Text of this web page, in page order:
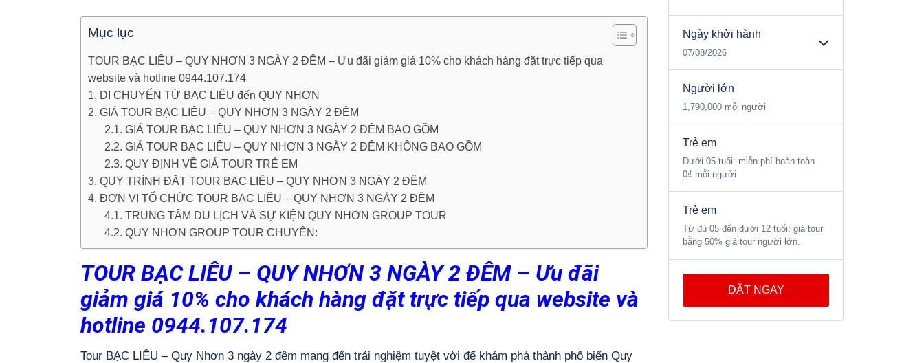
Mục lục
TOUR BẠC LIÊU – QUY NHƠN 3 NGÀY 2 ĐÊM – Ưu đãi giảm giá 10% cho khách hàng đặt trực tiếp qua
website và hotline 0944.107.174
1. DI CHUYỂN TỪ BẠC LIÊU đến QUY NHƠN
2. GIÁ TOUR BẠC LIÊU – QUY NHƠN 3 NGÀY 2 ĐÊM
2.1. GIÁ TOUR BẠC LIÊU – QUY NHƠN 3 NGÀY 2 ĐÊM BAO GỒM
2.2. GIÁ TOUR BẠC LIÊU – QUY NHƠN 3 NGÀY 2 ĐÊM KHÔNG BAO GỒM
2.3. QUY ĐỊNH VỀ GIÁ TOUR TRẺ EM
3. QUY TRÌNH ĐẶT TOUR BẠC LIÊU – QUY NHƠN 3 NGÀY 2 ĐÊM
4. ĐƠN VỊ TỔ CHỨC TOUR BẠC LIÊU – QUY NHƠN 3 NGÀY 2 ĐÊM
4.1. TRUNG TÂM DU LỊCH VÀ SỰ KIỆN QUY NHƠN GROUP TOUR
4.2. QUY NHƠN GROUP TOUR CHUYÊN:
TOUR BẠC LIÊU – QUY NHƠN 3 NGÀY 2 ĐÊM – Ưu đãi
giảm giá 10% cho khách hàng đặt trực tiếp qua website và
hotline 0944.107.174
Tour BẠC LIÊU – Quy Nhơn 3 ngày 2 đêm mang đến trải nghiệm tuyệt vời để khám phá thành phố biển Quy
Ngày khởi hành
07/08/2026
Người lớn
1,790,000 mỗi người
Trẻ em
Dưới 05 tuổi: miễn phí hoàn toàn
0₫ mỗi người
Trẻ em
Từ đủ 05 đến dưới 12 tuổi: giá tour
bằng 50% giá tour người lớn.
ĐẶT NGAY